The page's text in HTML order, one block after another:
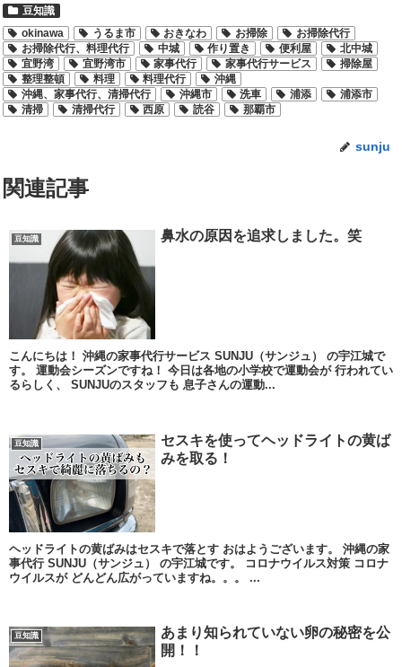
豆知識
okinawa
うるま市 おきなわ お掃除
お掃除代行
お掃除代行、料理代行
中城 作り置き 便利屋
北中城
宜野湾
宜野湾市 家事代行 家事代行サービス
掃除屋
整理整頓
料理 料理代行
沖縄
沖縄、家事代行、清掃代行
沖縄市 洗車 浦添
浦添市
清掃
清掃代行 西原 読谷 那覇市
sunju
関連記事
豆知識 鼻水の原因を追求しました。笑
こんにちは！ 沖縄の家事代行サービス SUNJU（サンジュ） の宇江城で
す。 運動会シーズンですね！ 今日は各地の小学校で運動会が 行われてい
るらしく、 SUNJUのスタッフも 息子さんの運動...
豆知識
セスキを使ってヘッドライトの黄ば
みを取る！
ヘッドライトの黄ばみはセスキで落とす おはようございます。 沖縄の家
事代行 SUNJU（サンジュ） の宇江城です。 コロナウイルス対策 コロナ
ウイルスが どんどん広がっていますね。。。 ...
豆知識
あまり知られていない卵の秘密を公
開！！